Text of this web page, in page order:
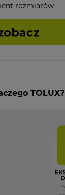
rozmiarów
TOLUX?